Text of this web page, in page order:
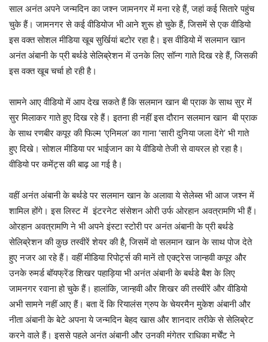
साल अनंत अपने जन्मदिन का जश्न जामनगर में मना रहे हैं, जहां कई सितारे पहुंच
चुके हैं। जामनगर से कई वीडियोज भी आने शुरू हो चुके हैं, जिसमें से एक वीडियो
इस वक्त सोशल मीडिया खूब सुर्खियां बटोर रहा है। इस वीडियो में सलमान खान
अनंत अंबानी के प्री बर्थडे सेलिब्रेशन में उनके लिए सॉन्ग गाते दिख रहे हैं, जिसकी
इस वक्त खूब चर्चा हो रही है।
सामने आए वीडियो में आप देख सकते हैं कि सलमान खान बी प्राक के साथ सुर में
सुर मिलाकर गाते हुए दिख रहे हैं। इतना ही नहीं इस दौरान सलमान खान बी प्राक
के साथ रणबीर कपूर की फिल्म ‘एनिमल’ का गाना ‘सारी दुनिया जला देंगे’ भी गाते
हुए दिखे। सोशल मीडिया पर भाईजान का ये वीडियो तेजी से वायरल हो रहा है।
वीडियो पर कमेंट्स की बाढ़ आ गई है।
वहीं अनंत अंबानी के बर्थडे पर सलमान खान के अलावा ये सेलेब्स भी आज जश्न में
शामिल होंगे। इस लिस्ट में इंटरनेट संसेशन ओरी उर्फ ओरहान अवत्रामणि भी हैं।
ओरहान अवत्रामणि ने भी अपने इंस्टा स्टोरी पर अनंत अंबानी के प्री बर्थडे
सेलिब्रेशन की कुछ तस्वीरें शेयर की है, जिसमें वो सलमान खान के साथ पोज देते
हुए नजर आ रहे हैं। वहीं मीडिया रिपोर्ट्स की मानें तो एक्ट्रेस जान्हवी कपूर और
उनके रुमर्ड बॉयफ्रेंड शिखर पहाड़िया भी अनंत अंबानी के बर्थडे बैश के लिए
जामनगर रवाना हो चुके हैं। हालांकि, जान्हवी और शिखर की तस्वीरें और वीडियो
अभी सामने नहीं आए हैं। बता दें कि रियालंस ग्रुप के चेयरमैन मुकेश अंबानी और
नीता अंबानी के बेटे अपना ये जन्मदिन बेहद खास और शानदार तरीके से सेलिब्रेट
करने वाले हैं। इससे पहले अनंत अंबानी और उनकी मंगेतर राधिका मर्चेंट ने